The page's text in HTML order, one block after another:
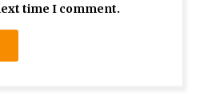
time I comment.